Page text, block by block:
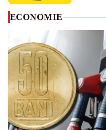
ECONOMIE